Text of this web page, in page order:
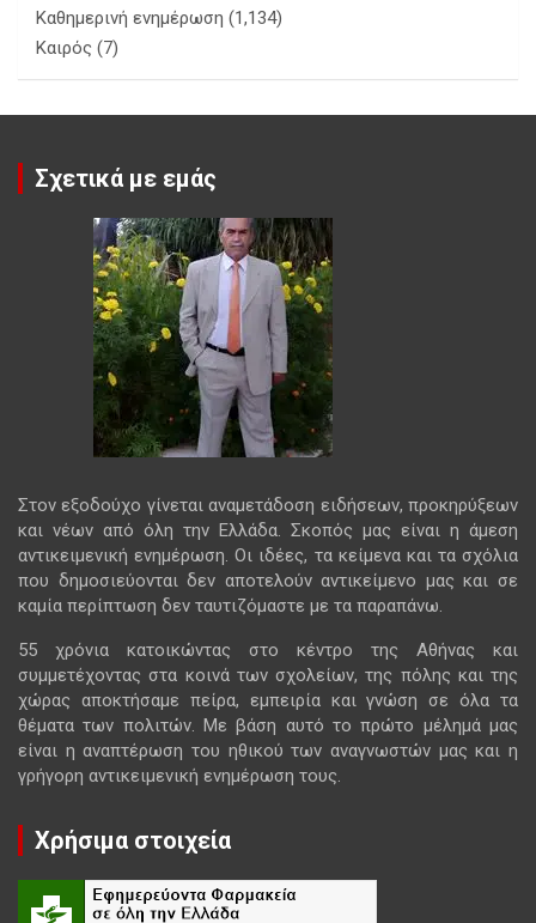
Καθημερινή ενημέρωση (1,134)
Καιρός (7)
Σχετικά με εμάς
Στον εξοδούχο γίνεται αναμετάδοση ειδήσεων, προκηρύξεων
και νέων από όλη την Ελλάδα. Σκοπός μας είναι η άμεση
αντικειμενική ενημέρωση. Οι ιδέες, τα κείμενα και τα σχόλια
που δημοσιεύονται δεν αποτελούν αντικείμενο μας και σε
καμία περίπτωση δεν ταυτιζόμαστε με τα παραπάνω.
55 χρόνια κατοικώντας στο κέντρο της Αθήνας και
συμμετέχοντας στα κοινά των σχολείων, της πόλης και της
χώρας αποκτήσαμε πείρα, εμπειρία και γνώση σε όλα τα
θέματα των πολιτών. Με βάση αυτό το πρώτο μέλημά μας
είναι η αναπτέρωση του ηθικού των αναγνωστών μας και η
γρήγορη αντικειμενική ενημέρωση τους.
Χρήσιμα στοιχεία